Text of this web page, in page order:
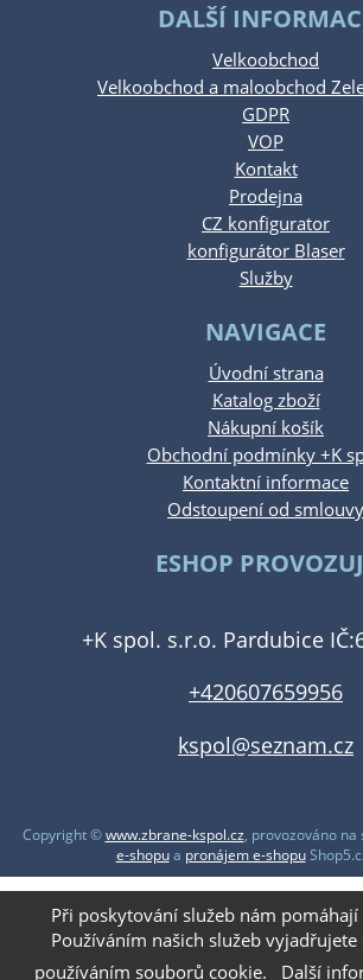
DALŠÍ
Velkoobchod
Velkoobchod a maloobchod
GDPR
VOP
Kontakt
Prodejna
CZ konfigurator
konfigurátor Blaser
Služby
NAVIGACE
Úvodní strana
Katalog zboží
Nákupní košík
Obchodní podmínky +K
Kontaktní informace
Odstoupení od smlouvy
ESHOP
+K spol. s.r.o. Pardubice
+420607659956
kspol@seznam.cz
Copyright ©www.zbrane-kspol.cz, provozováno na
e-shopua pronájem e-shopu
Při poskytování služeb nám
Používáním našich služeb vyjadřujete
používáním souborů cookie. Další